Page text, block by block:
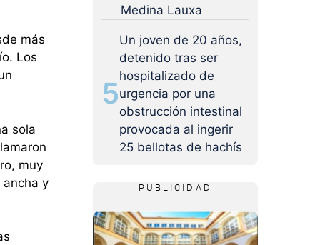
más
Los
sola
muy
y
Medina Lauxa
5
Un joven de 20 años,
detenido tras ser
hospitalizado de
urgencia por una
obstrucción intestinal
provocada al ingerir
25 bellotas de hachís
PUBLICIDAD